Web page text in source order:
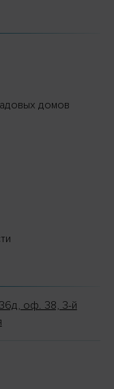
домов
оф. 38, 3-й